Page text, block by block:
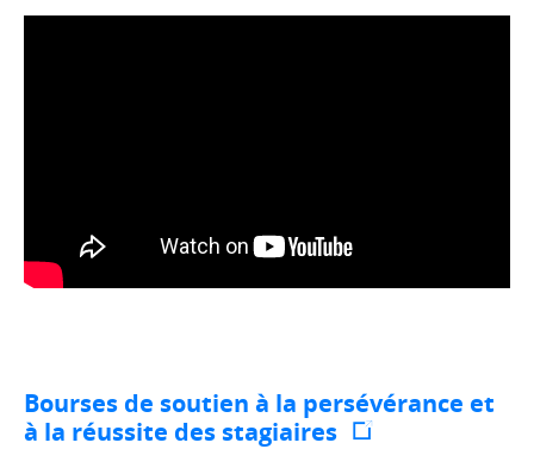
Bourses de soutien à la persévérance et
à la réussite des stagiaires